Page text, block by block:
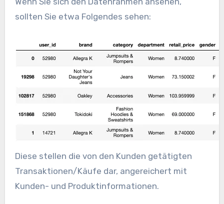
sollten Sie etwa Folgendes sehen:
Diese stellen die von den Kunden getätigten
Transaktionen/Käufe dar, angereichert mit
Kunden- und Produktinformationen.